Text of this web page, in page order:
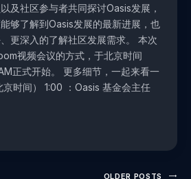
及社区参与者共同探讨Oasis发展，
够了解到Oasis发展的最新进展，也
更深入的了解社区发展需求。 本次
视频会议的方式，于北京时间
正式开始。 更多细节，一起来看一
时间） 1:00 ：Oasis 基金会主任
OLDER POSTS